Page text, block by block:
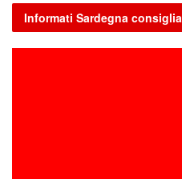
Informati Sardegna